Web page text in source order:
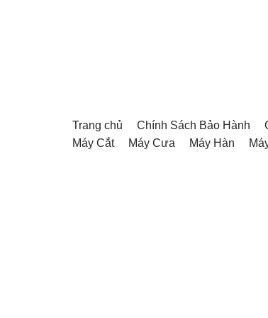
Trang chủ Chính Sách Bảo Hành
Máy Cắt
Máy Cưa Máy Hàn